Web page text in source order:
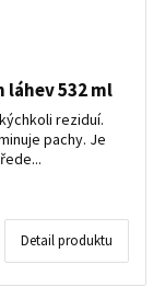
láhev 532 ml
reziduí.
pachy. Je
Detail produktu